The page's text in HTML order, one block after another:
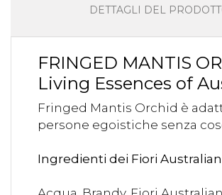
DETTAGLI DEL
FRINGED MANTIS
Living Essences of
Fringed Mantis Orchid è
persone egoistiche senza
Ingredienti dei Fiori